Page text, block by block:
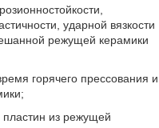
ударной вязкости
режущей керамики
горячего прессования и
пластин из режущей